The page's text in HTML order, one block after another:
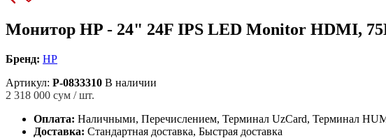
Монитор HP - 24" 24F IPS LED Monitor HDMI,
Бренд: HP
Артикул: P-0833310 В наличии
2 318 000 сум / шт.
Оплата: Наличными, Перечислением, Терминал UzCard, Терминал
Доставка: Стандартная доставка, Быстрая доставка